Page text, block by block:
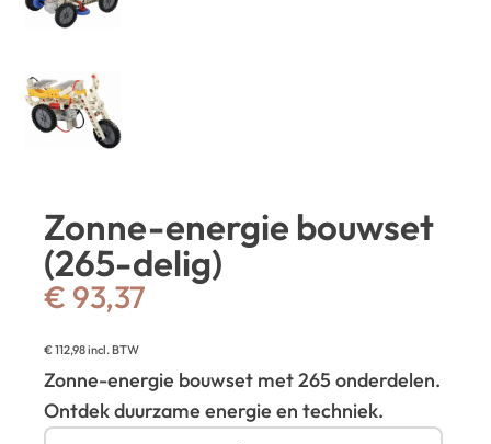
Zonne-energie bouwset
(265-delig)
€ 93,37
€112,98incl. BTW
Zonne-energie bouwset met 265 onderdelen.
Ontdek duurzame energie en techniek.